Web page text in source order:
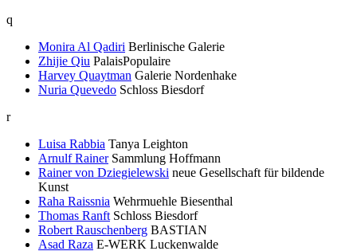
q
Monira Al Qadiri Berlinische Galerie
Zhijie Qiu PalaisPopulaire
Harvey Quaytman Galerie Nordenhake
Nuria Quevedo Schloss Biesdorf
r
Luisa Rabbia Tanya Leighton
Arnulf Rainer Sammlung Hoffmann
Rainer von Dziegielewski neue Gesellschaft für bildende
Kunst
Raha Raissnia Wehrmuehle Biesenthal
Thomas Ranft Schloss Biesdorf
Robert Rauschenberg BASTIAN
Asad Raza E-WERK Luckenwalde